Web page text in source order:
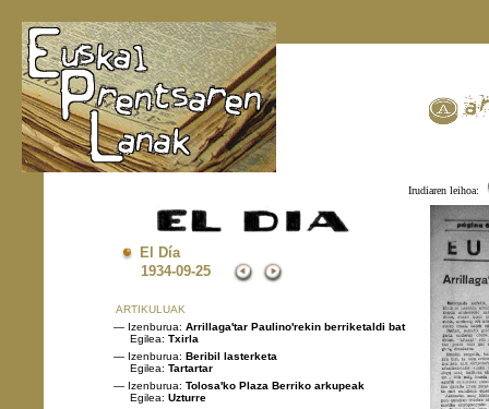
Irudiaren leihoa:
El Día
1934-09-25
ARTIKULUAK
— Izenburua: Arrillaga'tar Paulino'rekin berriketaldi bat
Egilea: Txirla
— Izenburua: Beribil lasterketa
Egilea: Tartartar
— Izenburua: Tolosa'ko Plaza Berriko arkupeak
Egilea: Uzturre